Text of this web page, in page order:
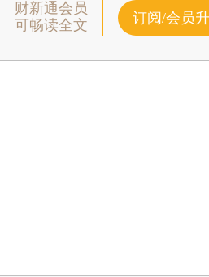
财新通会员
可畅读全文
订阅/会员